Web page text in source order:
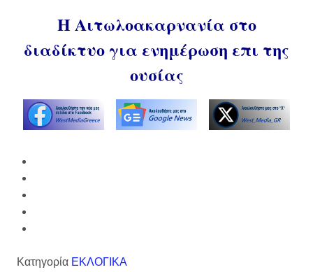
Η Αιτωλοακαρνανία στο
διαδίκτυο για ενημέρωση επι της
ουσίας
Κατηγορία ΕΚΛΟΓΙΚΑ